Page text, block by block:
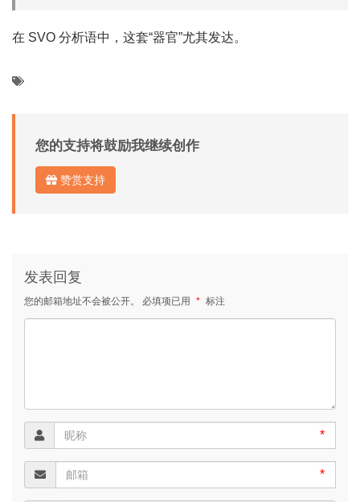
在 SVO 分析语中，这套“器官”尤其发达。
您的支持将鼓励我继续创作
赞赏支持
发表回复
您的邮箱地址不会被公开。 必填项已用 * 标注
*
*